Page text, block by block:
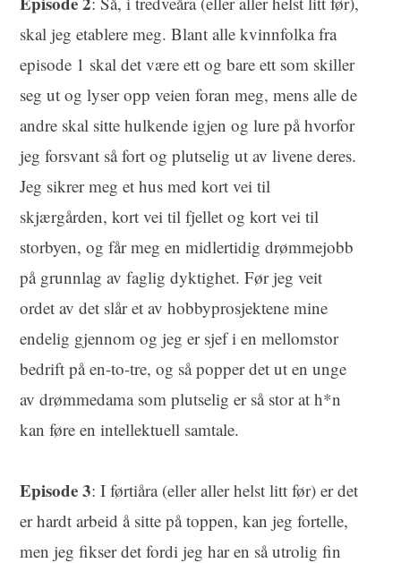
skal jeg etablere meg. Blant alle kvinnfolka fra
episode 1 skal det være ett og bare ett som skiller
seg ut og lyser opp veien foran meg, mens alle de
andre skal sitte hulkende igjen og lure på hvorfor
jeg forsvant så fort og plutselig ut av livene deres.
Jeg sikrer meg et hus med kort vei til
skjærgården, kort vei til fjellet og kort vei til
storbyen, og får meg en midlertidig drømmejobb
på grunnlag av faglig dyktighet. Før jeg veit
ordet av det slår et av hobbyprosjektene mine
endelig gjennom og jeg er sjef i en mellomstor
bedrift på en-to-tre, og så popper det ut en unge
av drømmedama som plutselig er så stor at h*n
kan føre en intellektuell samtale.
Episode 3: I førtiåra (eller aller helst litt før) er det
er hardt arbeid å sitte på toppen, kan jeg fortelle,
men jeg fikser det fordi jeg har en så utrolig fin